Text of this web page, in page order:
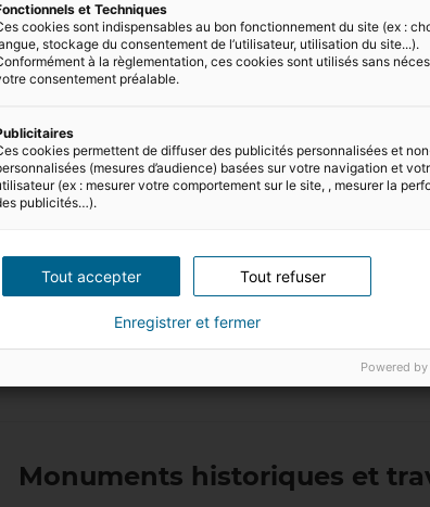
Environ 8 % du parc du locatif parisien serait
vacants, dont 60 000 où le compteur EDF
Paris a voté en juin dernier le principe…
?
Monuments historiques et
et Techniques
cookies sont indispensables au bon fonctionnement du site (ex :
stockage du consentement de l’utilisateur, utilisation du site...).
à la règlementation, ces cookies sont utilisés sans
consentement préalable.
cookies permettent de diffuser des publicités personnalisées et
(mesures d’audience) basées sur votre navigation et
(ex : mesurer votre comportement sur le site, , mesurer la
publicités…).
Tout accepter Tout refuser
Enregistrer et fermer
Powered by